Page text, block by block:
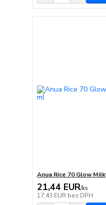
Anua Rice 70 Glow
21,44 EUR/ks
17,43 EUR bez DPH